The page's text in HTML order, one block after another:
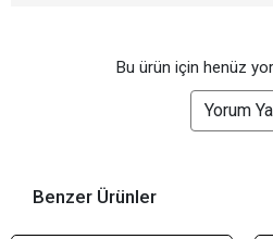
Bu ürün için henüz
Yorum
Benzer Ürünler